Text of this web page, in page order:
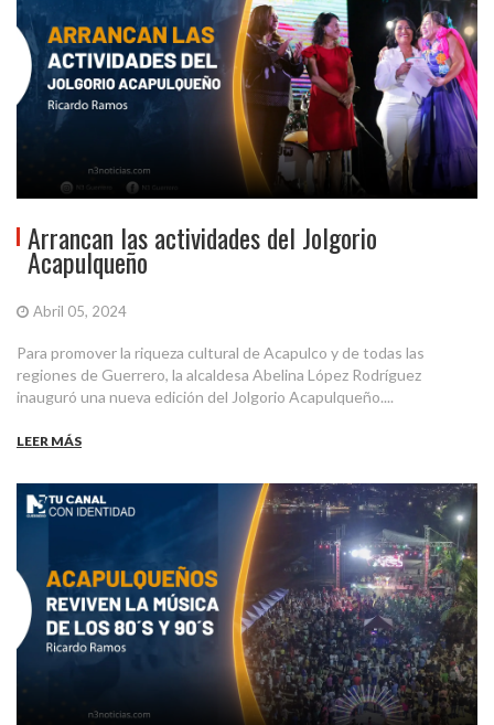
Arrancan las actividades del Jolgorio
Acapulqueño
Abril 05, 2024
Para promover la riqueza cultural de Acapulco y de todas las
regiones de Guerrero, la alcaldesa Abelina López Rodríguez
inauguró una nueva edición del Jolgorio Acapulqueño....
LEER MÁS